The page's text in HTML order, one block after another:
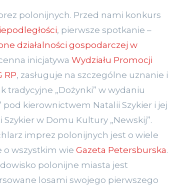
polonijnych. Przed nami konkurs
, pierwsze spotkanie –
działalności gospodarczej w
inicjatywa Wydziału Promocji
RP, zasługuje na szczególne uznanie i
tradycyjne „Dożynki” w wydaniu
pod kierownictwem Natalii Szykier i jej
w Domu Kultury „Newskij”.
imprez polonijnych jest o wiele
o wszystkim wie Gazeta Petersburska.
polonijne miasta jest
losami swojego pierwszego